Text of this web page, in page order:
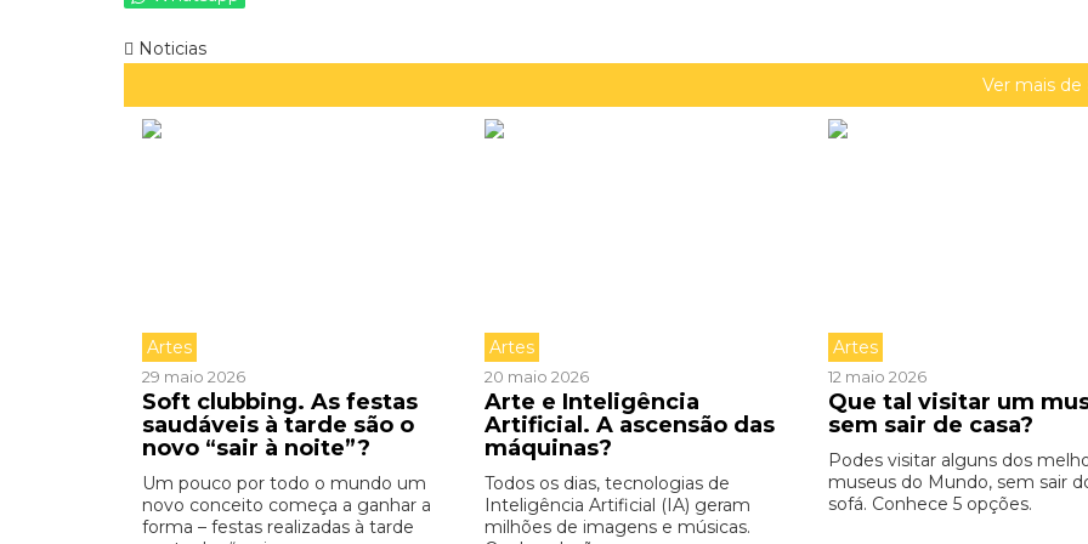
Noticias
Ver mais de
Artes
29 maio 2026
Soft clubbing. As festas
saudáveis à tarde são o
novo “sair à noite”?
Um pouco por todo o mundo um
novo conceito começa a ganhar a
forma – festas realizadas à tarde
Artes
20 maio 2026
Arte e Inteligência
Artificial. A ascensão das
máquinas?
Todos os dias, tecnologias de
Inteligência Artificial (IA) geram
milhões de imagens e músicas.
Artes
12 maio 2026
Que tal visitar um
sem sair de casa?
Podes visitar alguns dos
museus do Mundo, sem sair
sofá. Conhece 5 opções.